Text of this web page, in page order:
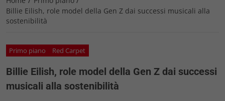
Billie Eilish, role model della Gen Z dai successi musicali alla
sostenibilità
Primo piano Red Carpet
Billie Eilish, role model della Gen Z dai successi
musicali alla sostenibilità